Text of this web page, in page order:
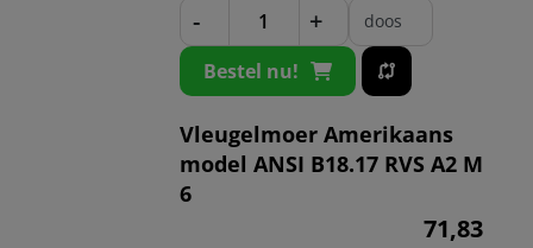
- + doos
Bestel nu!
Vleugelmoer Amerikaans
model ANSI B18.17 RVS A2 M
6
71,83